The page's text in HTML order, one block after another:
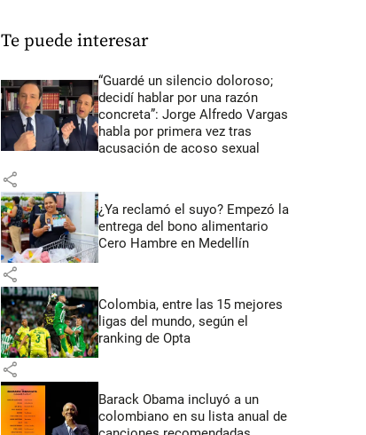
Te puede interesar
“Guardé un silencio doloroso;
decidí hablar por una razón
concreta”: Jorge Alfredo Vargas
habla por primera vez tras
acusación de acoso sexual
share
¿Ya reclamó el suyo? Empezó la
entrega del bono alimentario
Cero Hambre en Medellín
share
Colombia, entre las 15 mejores
ligas del mundo, según el
ranking de Opta
share
Barack Obama incluyó a un
colombiano en su lista anual de